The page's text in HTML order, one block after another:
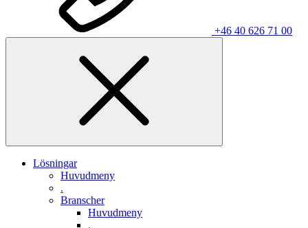
+46 40 626 71 00
Lösningar
Huvudmeny
.
Branscher
Huvudmeny
.